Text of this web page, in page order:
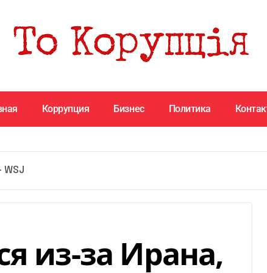
Коррупция Бизнес Политика
WSJ
из-за Ирана,